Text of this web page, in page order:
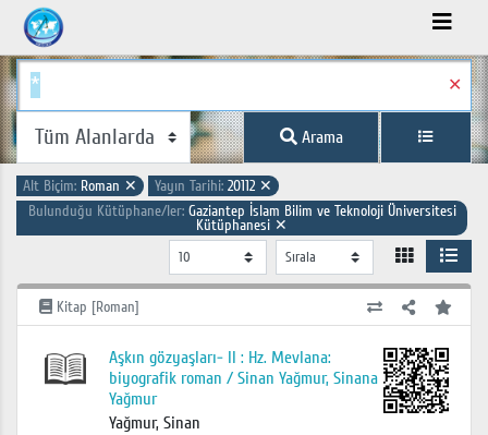
✕
Arama
Alt Biçim: Roman ✕ Yayın Tarihi: 20112 ✕
Bulunduğu Kütüphane/ler: Gaziantep İslam Bilim ve Teknoloji Üniversitesi
Kütüphanesi ✕
Kitap [Roman]
Aşkın gözyaşları- II : Hz. Mevlana:
biyografik roman / Sinan Yağmur, Sinana
Yağmur
Yağmur, Sinan